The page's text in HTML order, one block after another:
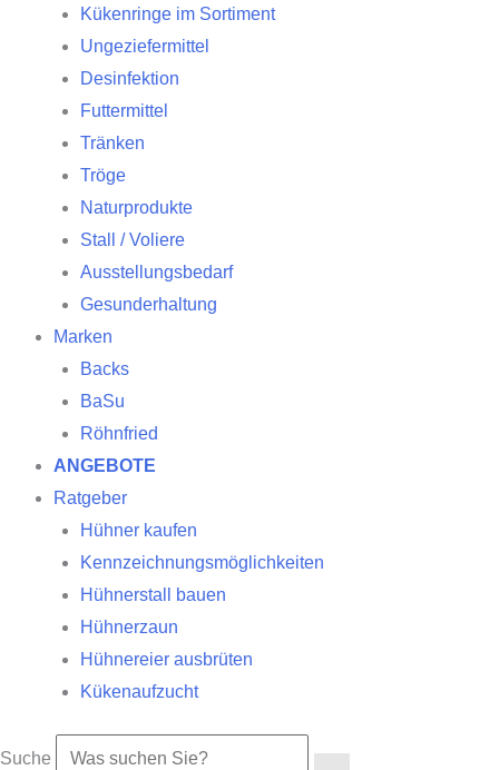
Kükenringe im Sortiment
Ungeziefermittel
Desinfektion
Futtermittel
Tränken
Tröge
Naturprodukte
Stall / Voliere
Ausstellungsbedarf
Gesunderhaltung
Marken
Backs
BaSu
Röhnfried
ANGEBOTE
Ratgeber
Hühner kaufen
Kennzeichnungsmöglichkeiten
Hühnerstall bauen
Hühnerzaun
Hühnereier ausbrüten
Kükenaufzucht
Suche